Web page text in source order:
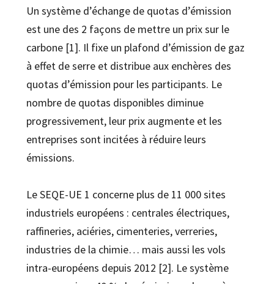
Un système d’échange de quotas d’émission
est une des 2 façons de mettre un prix sur le
carbone [1]. Il fixe un plafond d’émission de gaz
à effet de serre et distribue aux enchères des
quotas d’émission pour les participants. Le
nombre de quotas disponibles diminue
progressivement, leur prix augmente et les
entreprises sont incitées à réduire leurs
émissions.
Le SEQE-UE 1 concerne plus de 11 000 sites
industriels européens : centrales électriques,
raffineries, aciéries, cimenteries, verreries,
industries de la chimie… mais aussi les vols
intra-européens depuis 2012 [2]. Le système